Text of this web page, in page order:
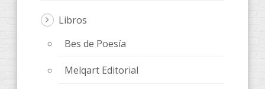
Libros
Bes de Poesía
Melqart Editorial